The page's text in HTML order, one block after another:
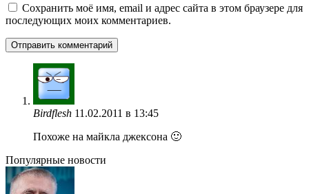
Сохранить моё имя, email и адрес сайта в этом браузере для
последующих моих комментариев.
Birdflesh 11.02.2011 в 13:45
Похоже на майкла джексона 🙂
Популярные новости